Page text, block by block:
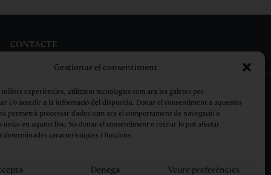
Gestionar el consentiment
experiències, utilitzem tecnologies com ara les galetes per
i/o accedir a la informació del dispositiu. Donar el consentiment a aquestes
permetrà processar dades com ara el comportament de navegació o
únics en aquest lloc. No donar el consentiment o retirar-lo pot afectar
determinades característiques i funcions
Denega Veure preferències
CONTACTE
Avís Legal Privacitat Cookies Condicions de compra